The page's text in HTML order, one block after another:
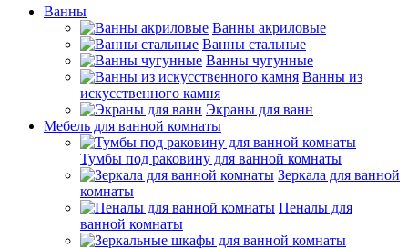
Ванны
Ванны акриловые
Ванны стальные
Ванны чугунные
Ванны из
искусственного камня
Экраны для ванн
Мебель для ванной комнаты
Тумбы под раковину для ванной комнаты
Зеркала для ванной
комнаты
Пеналы для
ванной комнаты